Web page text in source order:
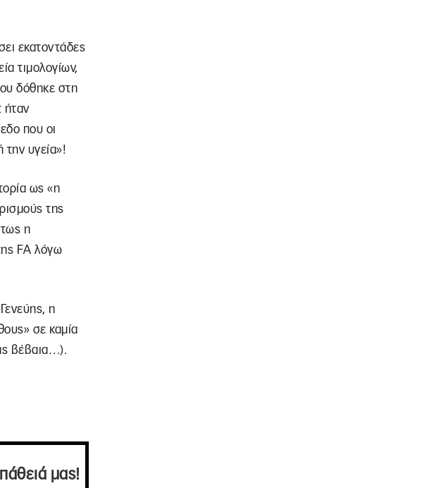
εκατοντάδες
τιμολογίων,
δόθηκε στη
ήταν
που οι
την υγεία»!
ως «η
της
η
FA λόγω
η
σε καμία
βέβαια…).
μας!